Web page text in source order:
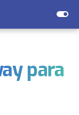
para